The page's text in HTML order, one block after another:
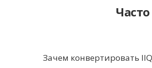
Зачем конвертировать IIQ